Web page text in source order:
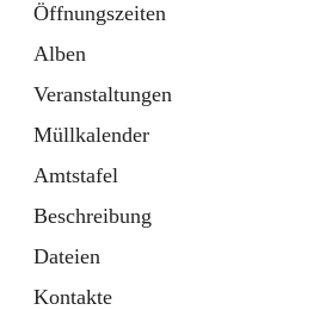
Öffnungszeiten
Alben
Veranstaltungen
Müllkalender
Amtstafel
Beschreibung
Dateien
Kontakte
Tab
Kindergarten
öffnet
in
neuem
Tab